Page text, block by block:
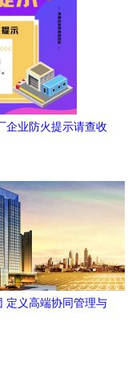
企业防火提示请查收
定义高端协同管理与